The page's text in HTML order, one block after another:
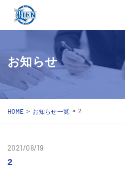
お知らせ
HOME お知らせ一覧 2
2021/08/19
2